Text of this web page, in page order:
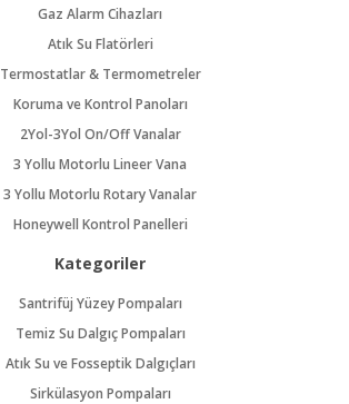
Gaz Alarm Cihazları
Atık Su Flatörleri
Termostatlar & Termometreler
Koruma ve Kontrol Panoları
2Yol-3Yol On/Off Vanalar
3 Yollu Motorlu Lineer Vana
3 Yollu Motorlu Rotary Vanalar
Honeywell Kontrol Panelleri
Kategoriler
Santrifüj Yüzey Pompaları
Temiz Su Dalgıç Pompaları
Atık Su ve Fosseptik Dalgıçları
Sirkülasyon Pompaları